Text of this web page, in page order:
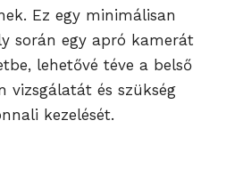
Ez egy minimálisan
során egy apró kamerát
lehetővé téve a belső
vizsgálatát és szükség
kezelését.